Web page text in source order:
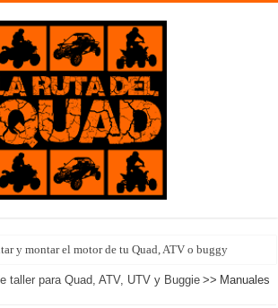
y montar el motor de tu Quad, ATV o buggy
taller para Quad, ATV, UTV y Buggie >> Manuales